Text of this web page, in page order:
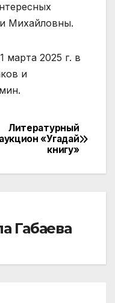
Михайловны.
марта 2025 г. в
и
Литературный
аукцион «Угадай
книгу»
Габаева